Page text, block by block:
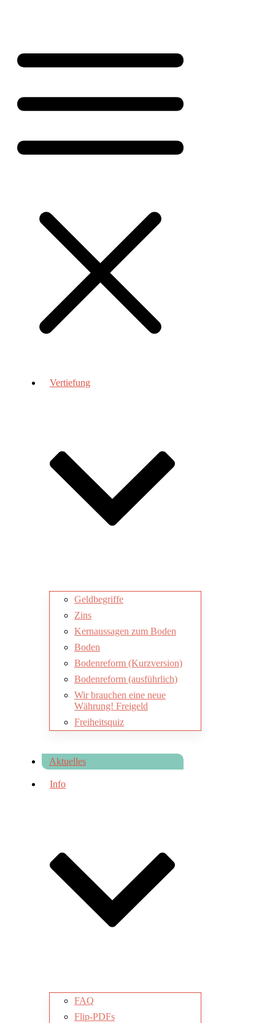
Vertiefung
Geldbegriffe
Zins
Kernaussagen zum Boden
Boden
Bodenreform (Kurzversion)
Bodenreform (ausführlich)
Wir brauchen eine neue
Währung! Freigeld
Freiheitsquiz
Aktuelles
Info
FAQ
Flip-PDFs